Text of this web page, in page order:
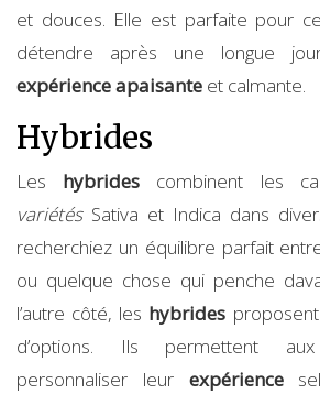
et douces. Elle est parfaite pour
détendre après une longue
expérience apaisante et calmante.
Hybrides
Les hybrides combinent les
variétésSativa et Indica dans
recherchiez un équilibre parfait
ou quelque chose qui penche
l’autre côté, les hybrides
d’options. Ils permettent
personnaliser leur expérience